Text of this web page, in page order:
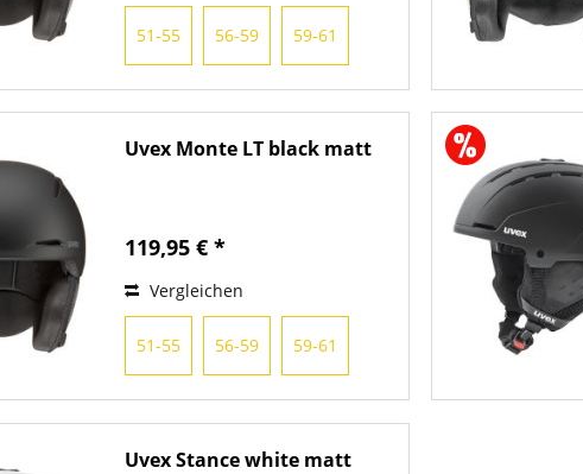
51-55 56-59 59-61
Uvex Monte LT black matt
119,95 € *
Vergleichen
51-55 56-59 59-61
Uvex Stance white matt